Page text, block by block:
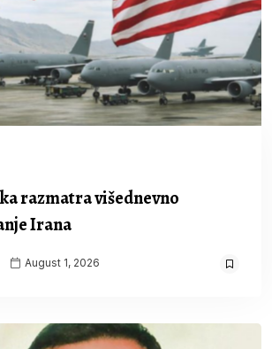
razmatra višednevno
Irana
August 1, 2026